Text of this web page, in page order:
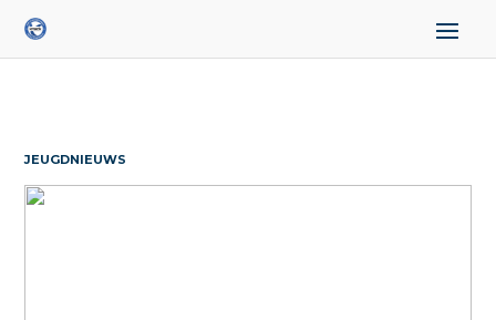
JEUGDNIEUWS